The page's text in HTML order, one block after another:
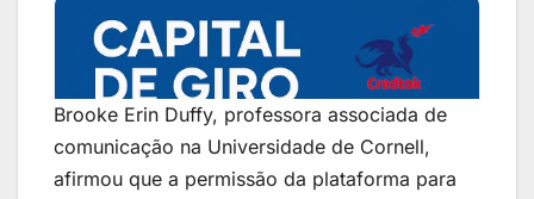
Brooke Erin Duffy, professora associada de
comunicação na Universidade de Cornell,
afirmou que a permissão da plataforma para